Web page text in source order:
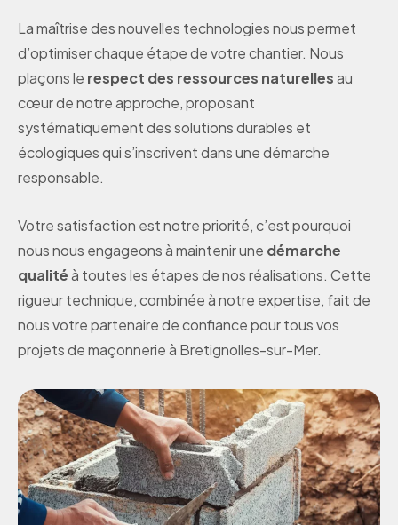
La maîtrise des nouvelles technologies nous permet
d’optimiser chaque étape de votre chantier. Nous
plaçons le respect des ressources naturellesau
cœur de notre approche, proposant
systématiquement des solutions durables et
écologiques qui s’inscrivent dans une démarche
responsable.
Votre satisfaction est notre priorité, c’est pourquoi
nous nous engageons à maintenir une démarche
qualitéà toutes les étapes de nos réalisations. Cette
rigueur technique, combinée à notre expertise, fait de
nous votre partenaire de confiance pour tous vos
projets de maçonnerie à Bretignolles-sur-Mer.